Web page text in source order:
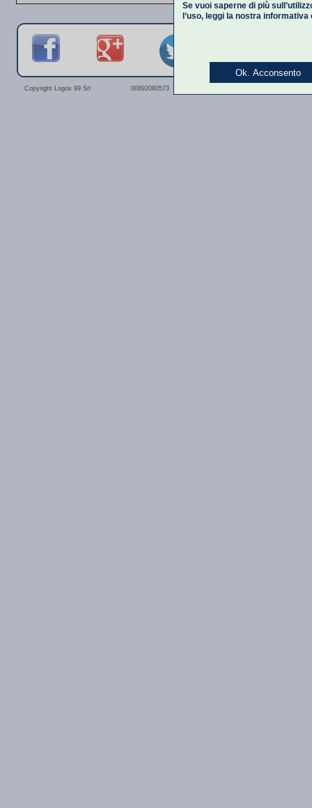
Copyright Logos 99 Srl 00892080573
Se vuoi saperne di più
l’uso, leggi la nostra informativa
Ok. Acconsento